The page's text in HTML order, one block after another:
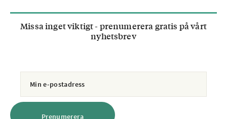
Missa inget viktigt - prenumerera gratis på vårt
nyhetsbrev